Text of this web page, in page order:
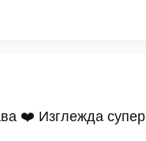
❤️ Изглежда супер